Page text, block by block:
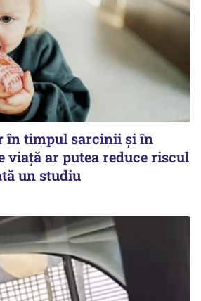
în timpul sarcinii și în
viață ar putea reduce riscul
un studiu